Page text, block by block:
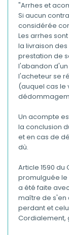
"Arrhes et
Si aucun
considérée
Les arrhes
la livraison
prestation de
l'abandon d'un
l'acheteur se
(auquel cas le
Un acompte
la conclusion
et en cas de
dù.
Article 1590
promulguée le
a été faite
maître de s'en
perdant et
Cordialement,